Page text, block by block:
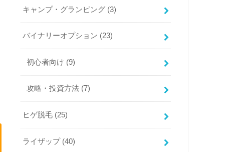
キャンプ・グランピング (3)
バイナリーオプション (23)
初心者向け (9)
攻略・投資方法 (7)
ヒゲ脱毛 (25)
ライザップ (40)